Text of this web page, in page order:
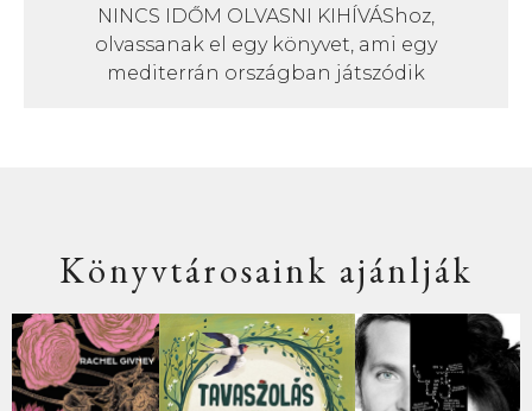
NINCS IDŐM OLVASNI KIHÍVÁShoz,
olvassanak el egy könyvet, ami egy
mediterrán országban játszódik
Könyvtárosaink ajánlják